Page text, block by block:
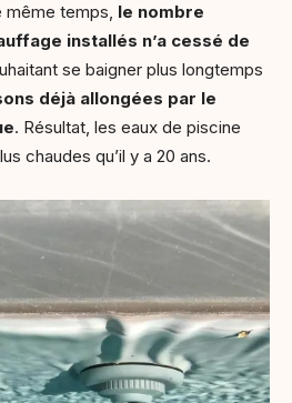
même temps, le nombre
installés n’a cessé de
se baigner plus longtemps
déjà allongées par le
. Résultat, les eaux de piscine
chaudes qu’il y a 20 ans.